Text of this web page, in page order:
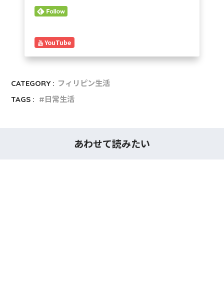
YouTube
CATEGORY : フィリピン生活
TAGS :
日常生活
あわせて読みたい